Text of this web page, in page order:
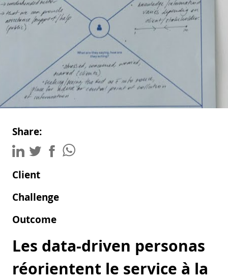
Share:
Client
Challenge
Outcome
Les data-driven personas
réorientent le service à la